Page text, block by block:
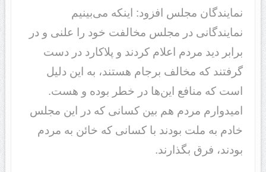
نمایندگان مجلس افزود: اینکه می‌بینیم
نمایندگانی در مجلس مخالفت خود را علنی و در
برابر دید مردم اعلام کردند و پلاکارد در دست
گرفتند که مخالف برجام هستند، به این دلیل
است که منافع این‌ها در خطر بوده و هست.
امیدوارم مردم هم بین کسانی که در این مجلس
خادم به ملت بودند با کسانی که خائن به مردم
بودند، فرق بگذارند.